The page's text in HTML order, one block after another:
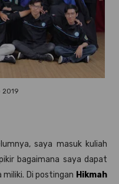
2019
saya masuk kuliah
bagaimana saya dapat
Di postingan Hikmah